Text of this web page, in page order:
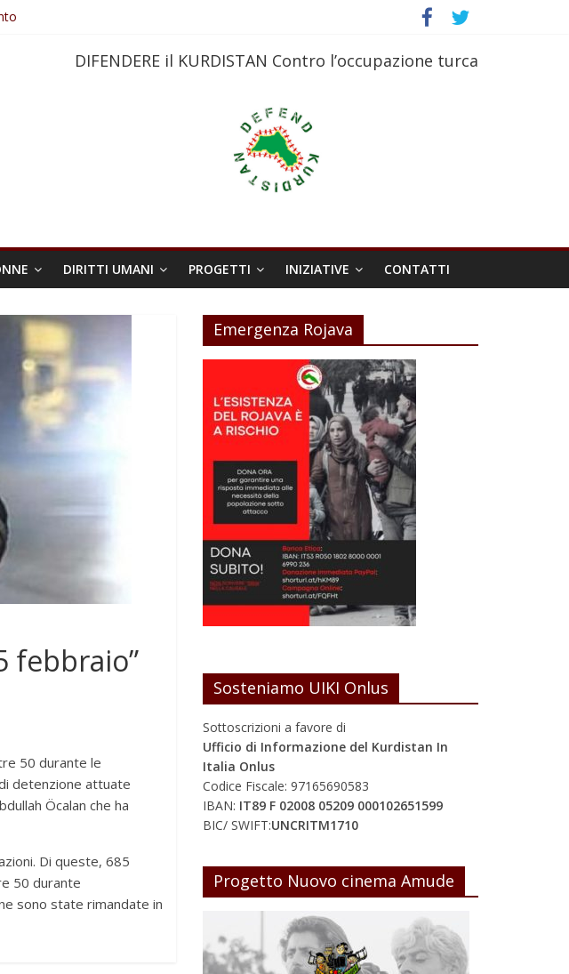
DIFENDERE il KURDISTAN Contro l’occupazione turca
DIRITTI UMANI PROGETTI INIZIATIVE CONTATTI
febbraio”
50 durante le
detenzione attuate
Öcalan che ha
Di queste, 685
50 durante
sono state rimandate in
Emergenza Rojava
Sosteniamo UIKI Onlus
Sottoscrizioni a favore di
Ufficio di Informazione del Kurdistan In
Italia Onlus
Codice Fiscale: 97165690583
IBAN: IT89 F 02008 05209 000102651599
BIC/ SWIFT:UNCRITM1710
Progetto Nuovo cinema Amude